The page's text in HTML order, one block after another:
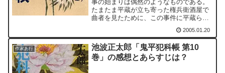
事の始まりは偶然のようなものである。
たまたま平蔵が立ち寄った権兵衛酒屋で
曲者を見たために、この事件に平蔵ら火
純に見えた事件がやがて膨らんでいき、
思っても見ないような事件へと発展す
る。
2005.01.20
作家あ行
池波正太郎「鬼平犯科帳 第10
巻」の感想とあらすじは？